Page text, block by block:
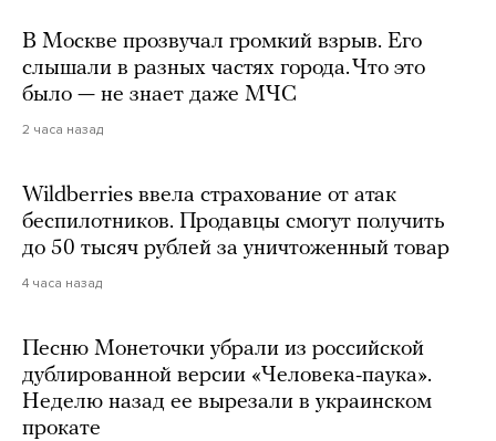
В Москве прозвучал громкий взрыв. Его
слышали в разных частях города. Что это
было — не знает даже МЧС
2 часа назад
Wildberries ввела страхование от атак
беспилотников. Продавцы смогут получить
до 50 тысяч рублей за уничтоженный товар
4 часа назад
Песню Монеточки убрали из российской
дублированной версии «Человека-паука».
Неделю назад ее вырезали в украинском
прокате